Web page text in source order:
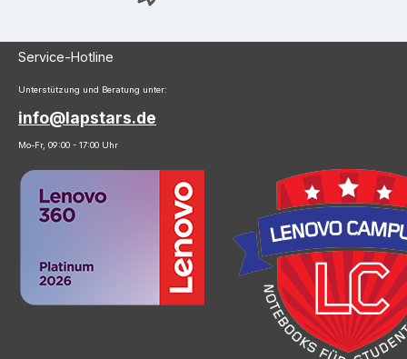
Service-Hotline
Unterstützung und Beratung unter:
info@lapstars.de
Mo-Fr, 09:00 - 17:00 Uhr